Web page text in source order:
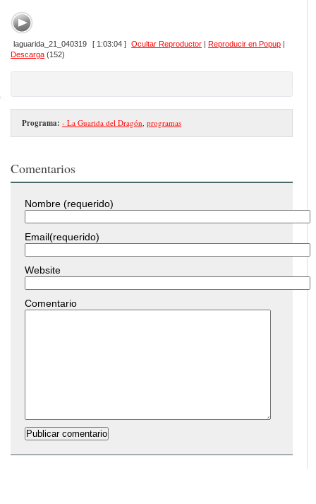
laguarida_21_040319 [ 1:03:04 ] Ocultar Reproductor |Reproducir en Popup |
Descarga (152)
Programa: - La Guarida del Dragón programas
Comentarios
Nombre (requerido)
Email(requerido)
Website
Comentario